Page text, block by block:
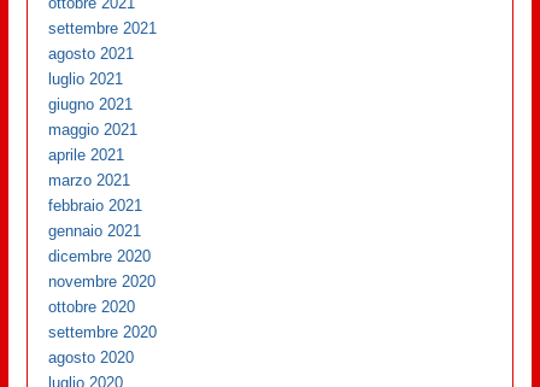
settembre 2021
agosto 2021
luglio 2021
giugno 2021
maggio 2021
aprile 2021
marzo 2021
febbraio 2021
gennaio 2021
dicembre 2020
novembre 2020
ottobre 2020
settembre 2020
agosto 2020
luglio 2020